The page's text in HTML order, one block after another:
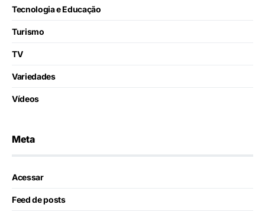
Tecnologia e Educação
Turismo
TV
Variedades
Vídeos
Meta
Acessar
Feed de posts